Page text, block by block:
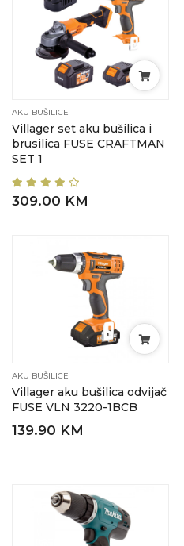
AKU BUŠILICE
Villager set aku bušilica i
brusilica FUSE CRAFTMAN
SET 1
309.00 KM
AKU BUŠILICE
Villager aku bušilica odvijač
FUSE VLN 3220-1BCB
139.90 KM